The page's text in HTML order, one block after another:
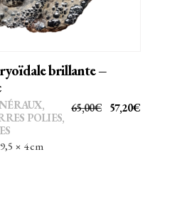
brillante –
65,00€
LE
57,20€LE
POLIES,
× 4 cm